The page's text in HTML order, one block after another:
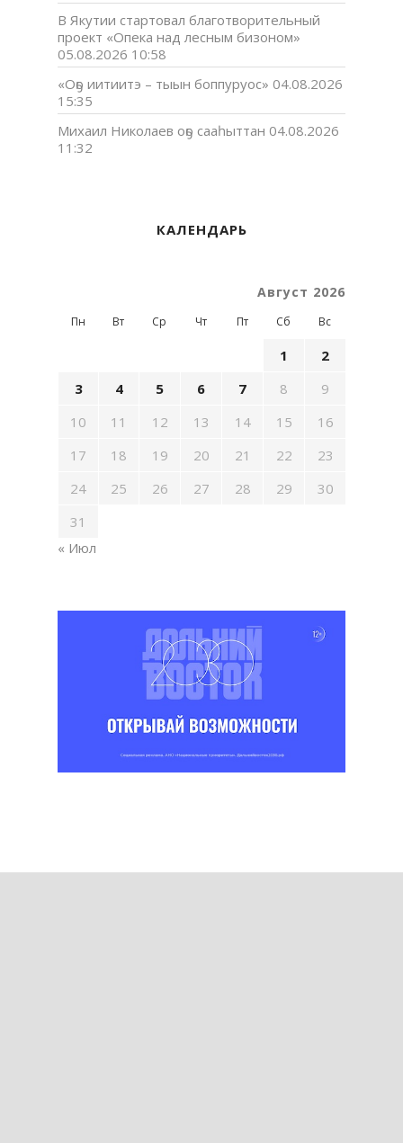
В Якутии стартовал благотворительный
проект «Опека над лесным бизоном»
05.08.2026 10:58
«Оҕо иитиитэ – тыын боппуруос» 04.08.2026
15:35
Михаил Николаев оҕо сааһыттан 04.08.2026
11:32
КАЛЕНДАРЬ
Август 2026
Пн Вт Ср Чт Пт Сб Вс
1
2
3
4 5 6 7 8
9
10
11 12 13 14 15
16
17
18 19 20 21 22
23
24
25 26 27 28 29
30
31
« Июл